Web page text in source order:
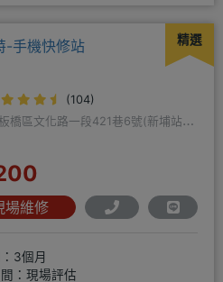
精選
-手機快修站
(104)
橋區文化路一段421巷6號(新埔站一
場維修
3個月
：現場評估